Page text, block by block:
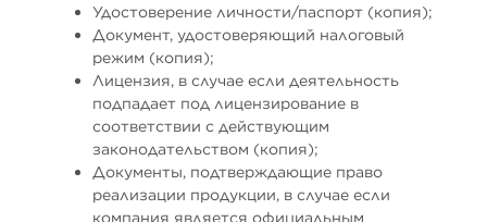
Удостоверение личности/паспорт (копия);
Документ, удостоверяющий налоговый
режим (копия);
Лицензия, в случае если деятельность
подпадает под лицензирование в
соответствии с действующим
законодательством (копия);
Документы, подтверждающие право
реализации продукции, в случае если
компания является официальным